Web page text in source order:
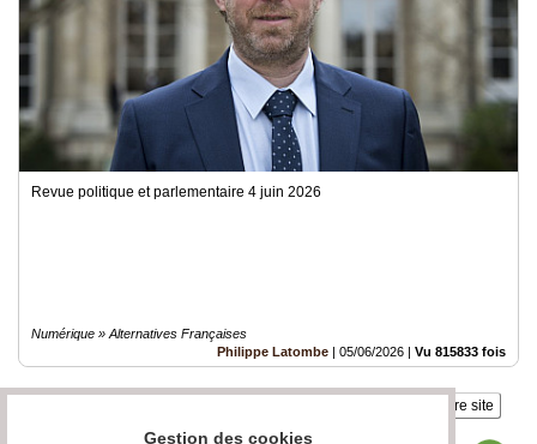
Revue politique et parlementaire 4 juin 2026
Numérique » Alternatives Françaises
Philippe Latombe | 05/06/2026 | Vu 815833 fois
Insérez sur votre site
Gestion des cookies